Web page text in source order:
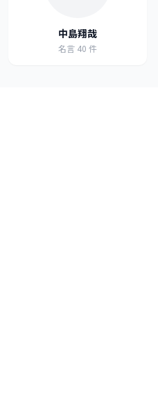
中島翔哉
名言 40 件